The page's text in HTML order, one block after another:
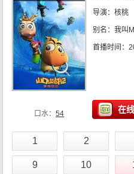
导演： 核桃
别名： 我叫
动画制作：
首播时间：
口水： 54 在
1 2
9 10